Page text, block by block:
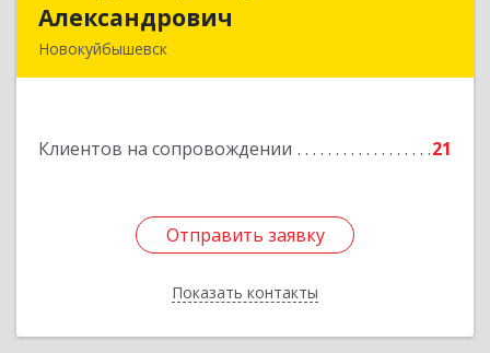
Александрович
Новокуйбышевск
Клиентов на сопровождении 21
Отправить заявку
Показать контакты
Подробнее
Отправить заявку
Назад